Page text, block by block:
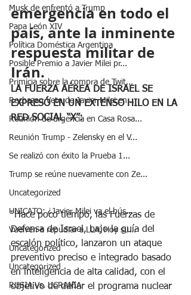
Musk de enfrentó a Trump
Papa León XIV
Política Doméstica Argentina
Posible Premio a Javier Milei pr...
Primicia sobre la compra de Twit...
Rechazan Veto de Javier Milei en...
Reunión de urgencia en Casa Rosa...
Reunión Trump - Zelensky en el V...
Se realizó con éxito la Prueba 1...
Trump se reúne nuevamente con Ze...
Uncategorized
UNICATO: ¿Javier Milei va el bús...
Vuelven a repudiar a LLA. Hoy su...
Uncategorized
Uncategorized
RUSIA Vs. UCRANIA
emergencia en todo el
país, ante la inminente
respuesta militar de
Irán.
LA FUERZA AÉREA DE ISRAEL SE
EXPRESÓ EN UN EXTENSO HILO EN LA
RED SOCIAL “X”:
“Hace poco tiempo, las Fuerzas de
Defensa de Israel, bajo la guía del
escalón político, lanzaron un ataque
preventivo preciso e integrado basado
en inteligencia de alta calidad, con el
objetivo de dañar el programa nuclear